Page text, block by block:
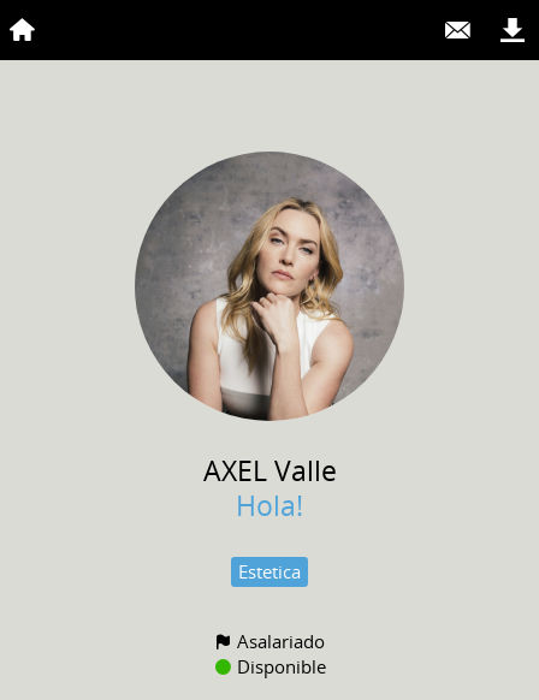
AXEL Valle
Hola!
Estetica
Asalariado
Disponible